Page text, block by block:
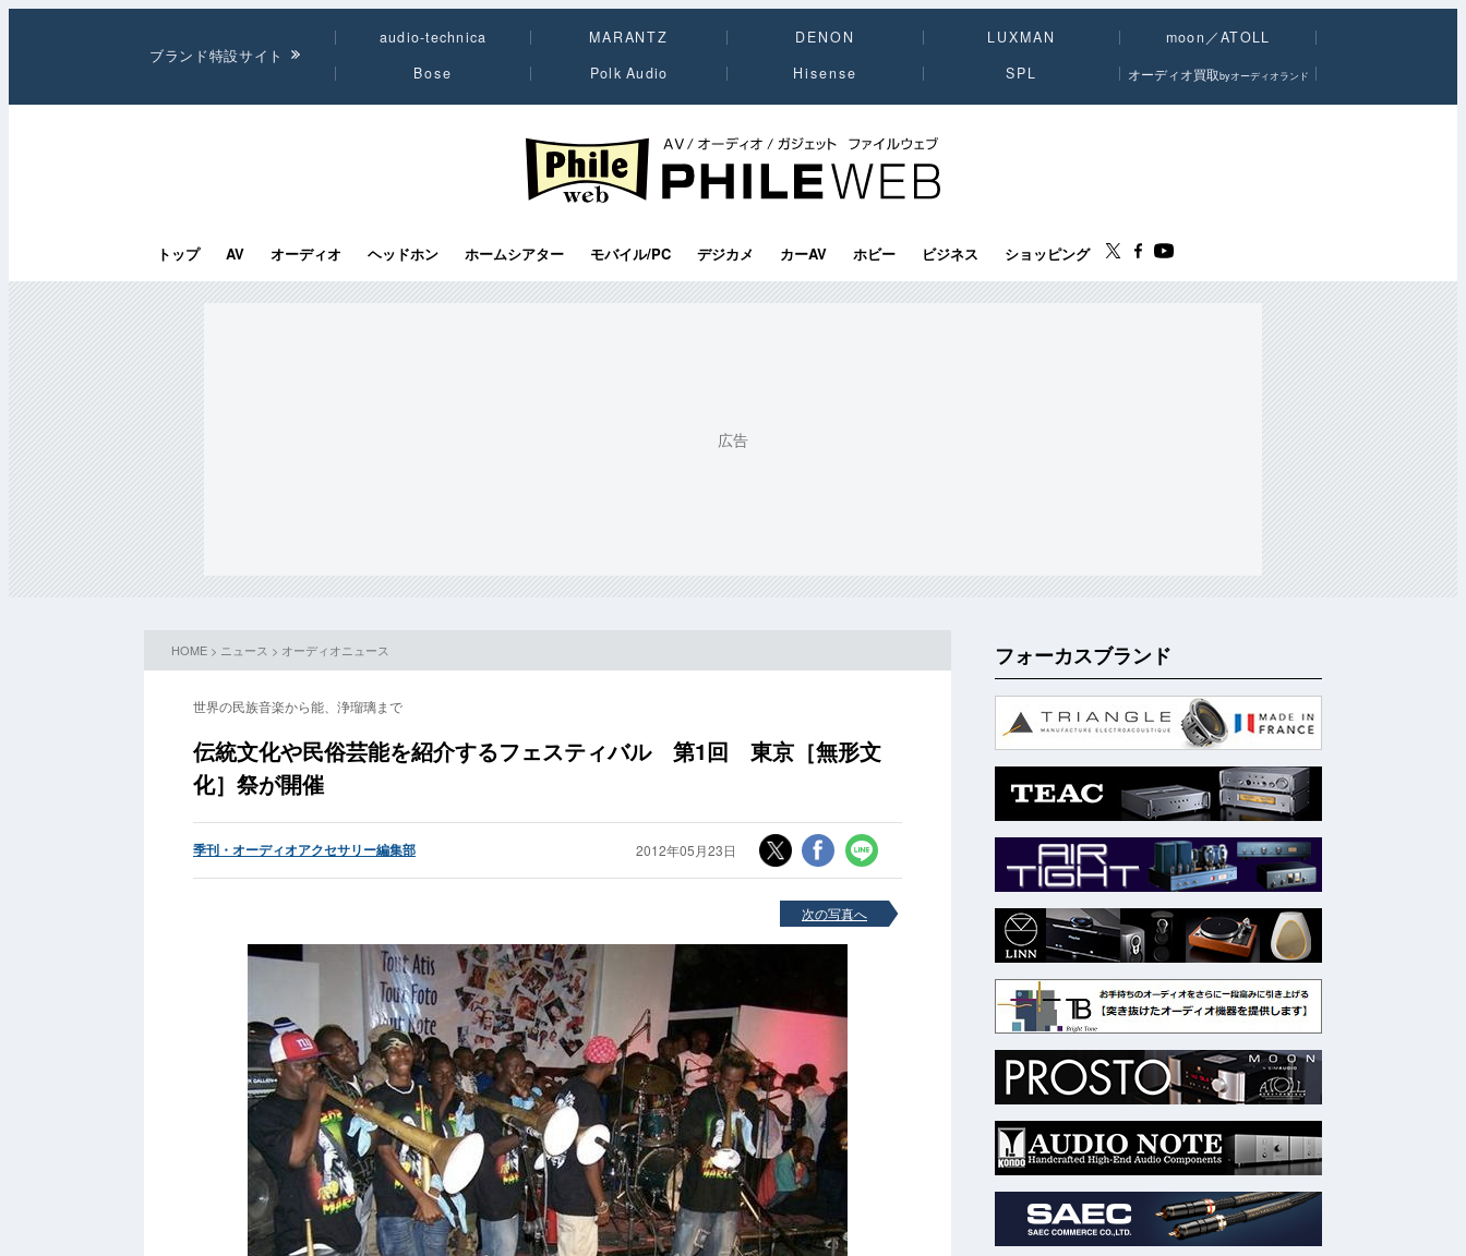
ブランド特設サイト
audio-technica MARANTZ DENON LUXMAN
moon／ATOLL
Bose
Polk Audio Hisense SPL オーディオ買取byオーディオランド
PHILE WEB｜AV/オーディオ/ガジェット
トップ AV オーディオ ヘッドホン ホームシアター モバイル/PC デジカメ カーAV ホビー ビジネス ショッピング
HOME > ニュース > オーディオニュース
世界の民族音楽から能、浄瑠璃まで
伝統文化や民俗芸能を紹介するフェスティバル 第1回 東京［無形文
化］祭が開催
季刊・オーディオアクセサリー編集部 2012年05月23日
次の写真へ
フォーカスブランド